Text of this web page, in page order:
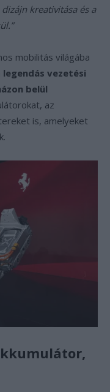
kreativitása és a
mobilitás világába
legendás vezetési
belül
az
is, amelyeket